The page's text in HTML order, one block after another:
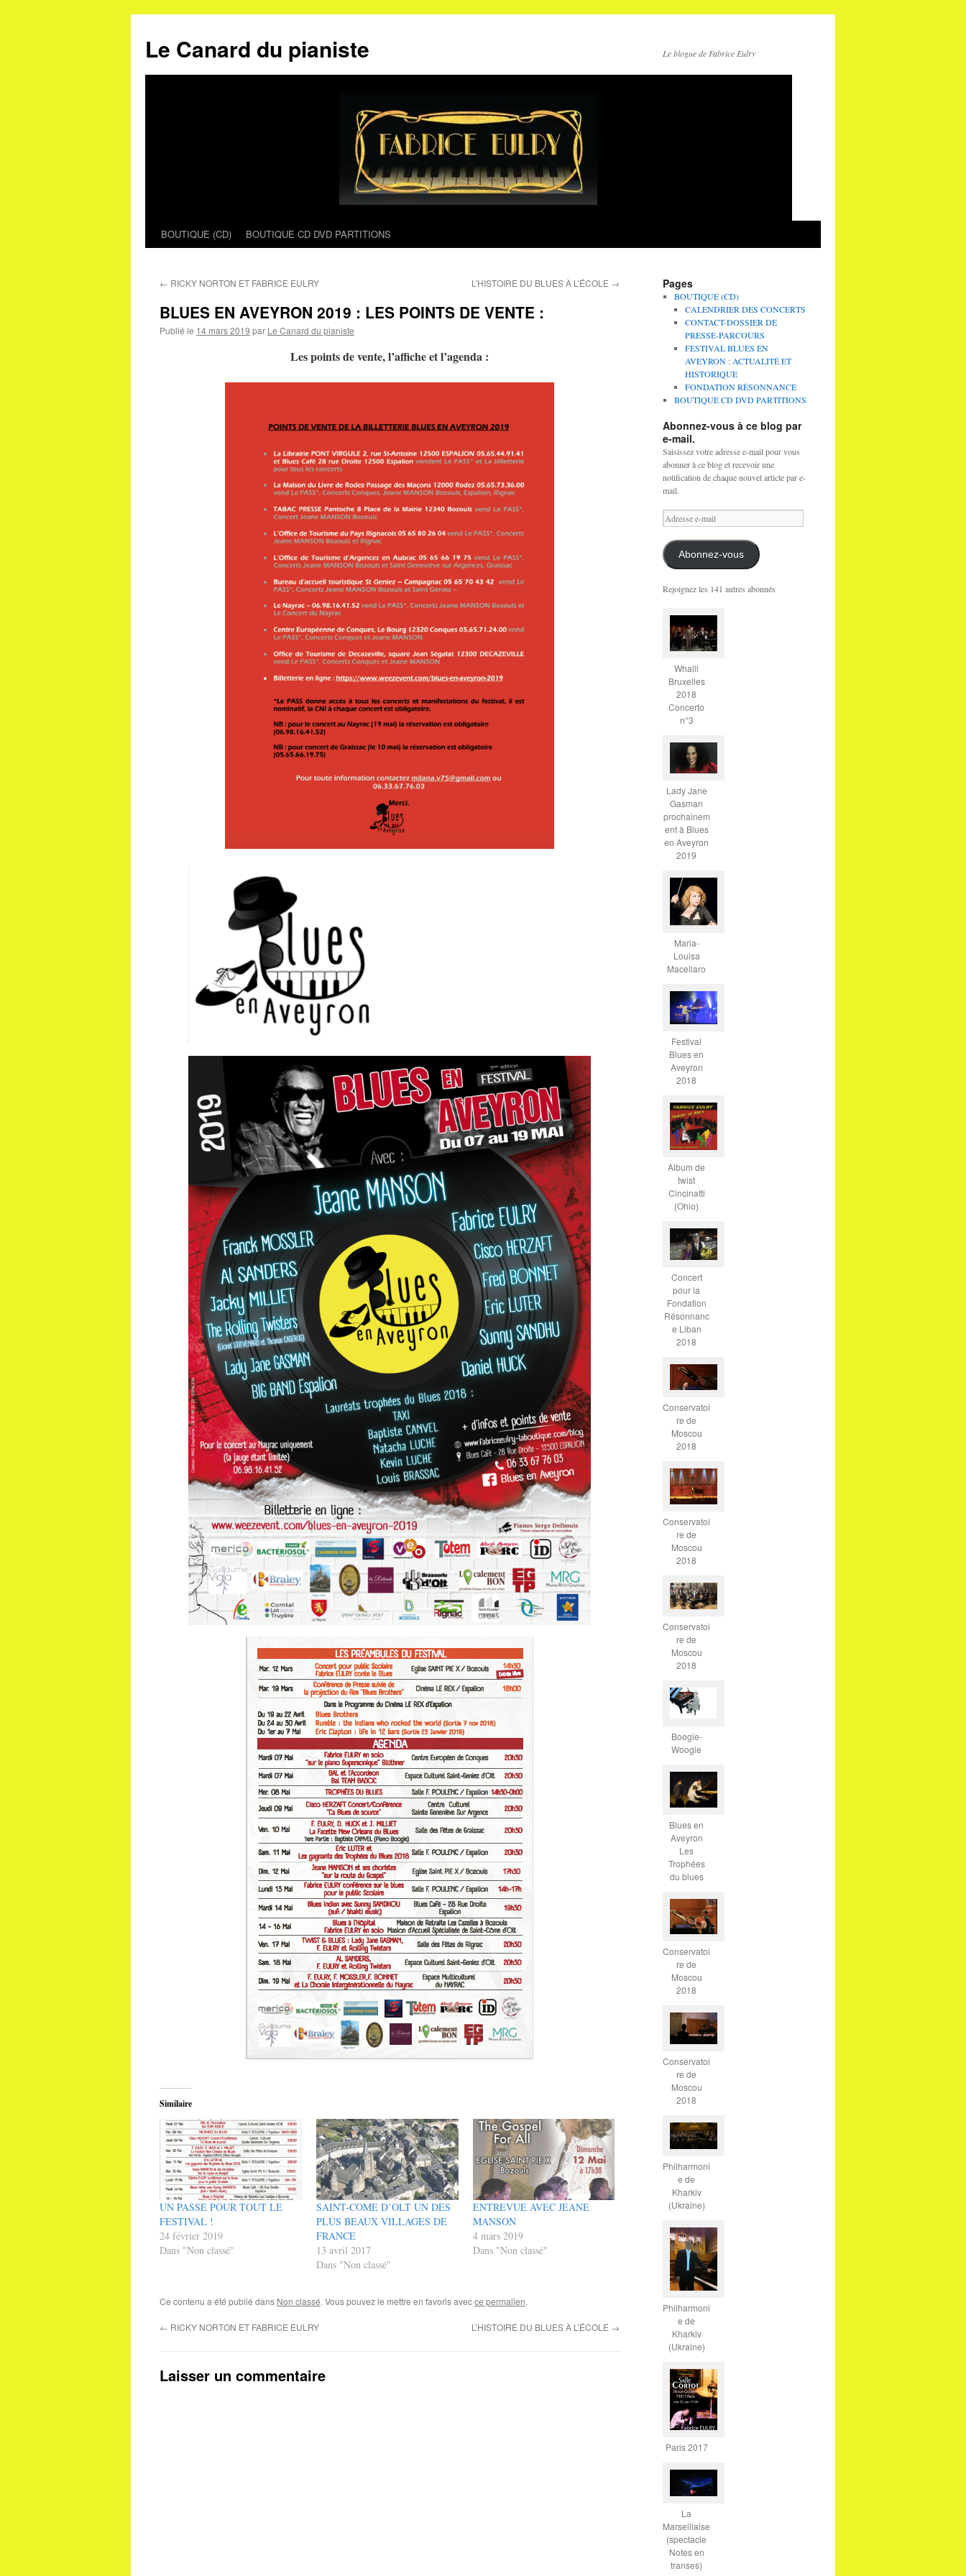
Le Canard du pianiste Le blogue de Fabrice Eulry
Aller
contenu
BOUTIQUE (CD) BOUTIQUE CD DVD PARTITIONS
← RICKY NORTON ET FABRICE EULRY L’HISTOIRE DU BLUES À L’ÉCOLE →
BLUES EN AVEYRON 2019 : LES POINTS DE VENTE :
Publié le 14 mars 2019 par Le Canard du pianiste
Les points de vente, l’affiche et l’agenda :
Similaire
UN PASSE POUR TOUT LE
FESTIVAL !
24 février 2019
Dans "Non classé"
SAINT-COME D’OLT UN DES
PLUS BEAUX VILLAGES DE
FRANCE
13 avril 2017
Dans "Non classé"
ENTREVUE AVEC JEANE
MANSON
4 mars 2019
Dans "Non classé"
Ce contenu a été publié dans Non classé. Vous pouvez le mettre en favoris avecce permalien.
← RICKY NORTON ET FABRICE EULRY L’HISTOIRE DU BLUES À L’ÉCOLE →
Laisser un commentaire
Pages
BOUTIQUE (CD)
CALENDRIER DES CONCERTS
CONTACT-DOSSIER DE
PRESSE-PARCOURS
FESTIVAL BLUES EN
AVEYRON : ACTUALITÉ ET
HISTORIQUE
FONDATION RÉSONNANCE
BOUTIQUE CD DVD PARTITIONS
Abonnez-vous à ce blog par
e-mail.
Saisissez votre adresse e-mail pour vous
abonner à ce blog et recevoir une
notification de chaque nouvel article par e-
mail.
Adresse
e-
mail
Abonnez-vous
Rejoignez les 141 autres abonnés
Whalll
Bruxelles
2018
Concerto
n°3
Lady Jane
Gasman
prochainem
ent à Blues
en Aveyron
2019
Maria-
Louisa
Macellaro
Festival
Blues en
Aveyron
2018
Album de
twist
Cincinatti
(Ohio)
Concert
pour la
Fondation
Résonnanc
e Liban
2018
Conservatoi
re de
Moscou
2018
Conservatoi
re de
Moscou
2018
Conservatoi
re de
Moscou
2018
Boogie-
Woogie
Blues en
Aveyron
Les
Trophées
du blues
Conservatoi
re de
Moscou
2018
Conservatoi
re de
Moscou
2018
Philharmoni
e de
Kharkiv
(Ukraine)
Philharmoni
e de
Kharkiv
(Ukraine)
Paris 2017
La
Marseillaise
(spectacle
Notes en
transes)